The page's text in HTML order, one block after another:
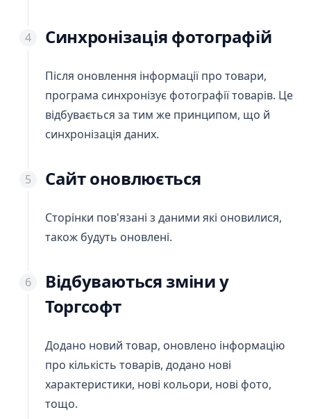
Синхронізація фотографій
Після оновлення інформації про товари,
програма синхронізує фотографії товарів. Це
відбувається за тим же принципом, що й
синхронізація даних.
Сайт оновлюється
Сторінки пов'язані з даними які оновилися,
також будуть оновлені.
Відбуваються зміни у
Торгсофт
Додано новий товар, оновлено інформацію
про кількість товарів, додано нові
характеристики, нові кольори, нові фото,
тощо.